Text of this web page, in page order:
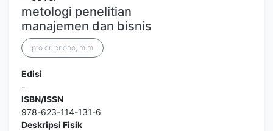
metologi penelitian
manajemen dan bisnis
pro.dr. priono, m.m
Edisi
-
ISBN/ISSN
978-623-114-131-6
Deskripsi Fisik